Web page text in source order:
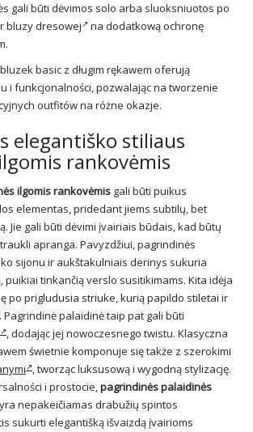
gali būti dėvimos solo arba sluoksniuotos po
bluzy dresowej
na dodatkową ochronę
basic z długim rękawem oferują
i funkcjonalności, pozwalając na tworzenie
outfitów na różne okazje.
elegantiško stiliaus
rankovėmis
ilgomis rankovėmis gali būti puikus
elementas, pridedant jiems subtilų, bet
Jie gali būti dėvimi įvairiais būdais, kad būtų
apranga. Pavyzdžiui, pagrindinės
sijonu ir aukštakulniais derinys sukuria
puikiai tinkančią verslo susitikimams. Kita idėja
po prigludusia striuke, kurią papildo stiletai ir
palaidinė taip pat gali būti
, dodając jej nowoczesnego twistu. Klasyczna
świetnie komponuje się także z szerokimi
, tworząc luksusową i wygodną stylizację.
i prostocie,pagrindinės palaidinės
yra nepakeičiamas drabužių spintos
sukurti elegantišką išvaizdą įvairioms